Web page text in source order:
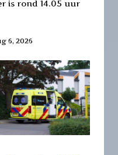
is rond 14.05 uur
6, 2026